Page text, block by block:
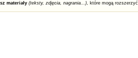
materiały (teksty, zdjęcia, nagrania...), które mogą rozszerzyć